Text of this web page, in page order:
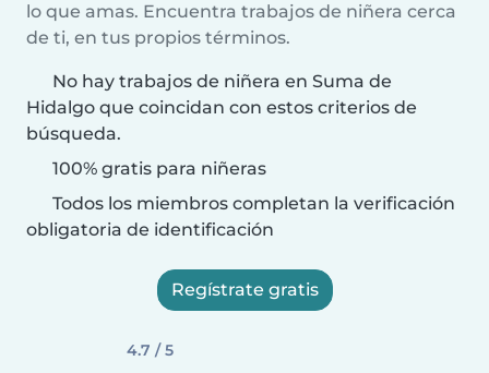
lo que amas. Encuentra trabajos de niñera cerca
de ti, en tus propios términos.
No hay trabajos de niñera en Suma de
Hidalgo que coincidan con estos criterios de
búsqueda.
100% gratis para niñeras
Todos los miembros completan la verificación
obligatoria de identificación
Regístrate gratis
4.7 / 5